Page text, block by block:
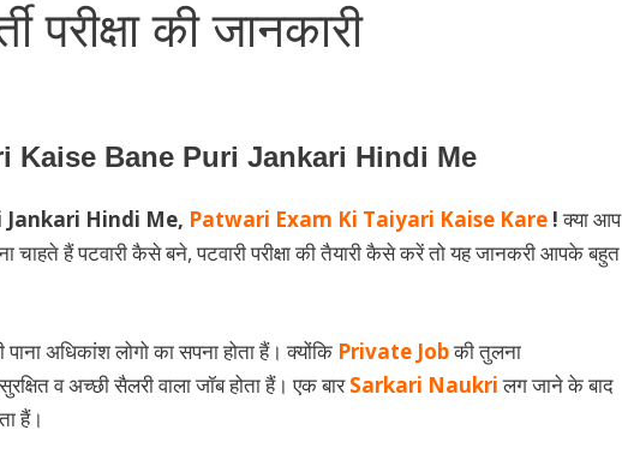
परीक्षा की जानकारी
Kaise Bane Puri Jankari Hindi Me
Jankari Hindi Me, Patwari Exam Ki Taiyari Kaise Kare !क्या आप
चाहते हैं पटवारी कैसे बने, पटवारी परीक्षा की तैयारी कैसे करें तोयह जानकरी आपके बहुत
अधिकांश लोगो का सपना होता हैं। क्योंकि Private Jobकी तुलना
व अच्छी सैलरी वाला जॉब होता हैं। एक बारSarkari Naukriलग जाने के बाद
हैं।